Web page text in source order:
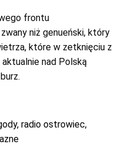
frontu
niż genueński, który
które w zetknięciu z
aktualnie nad Polską
, radio ostrowiec,